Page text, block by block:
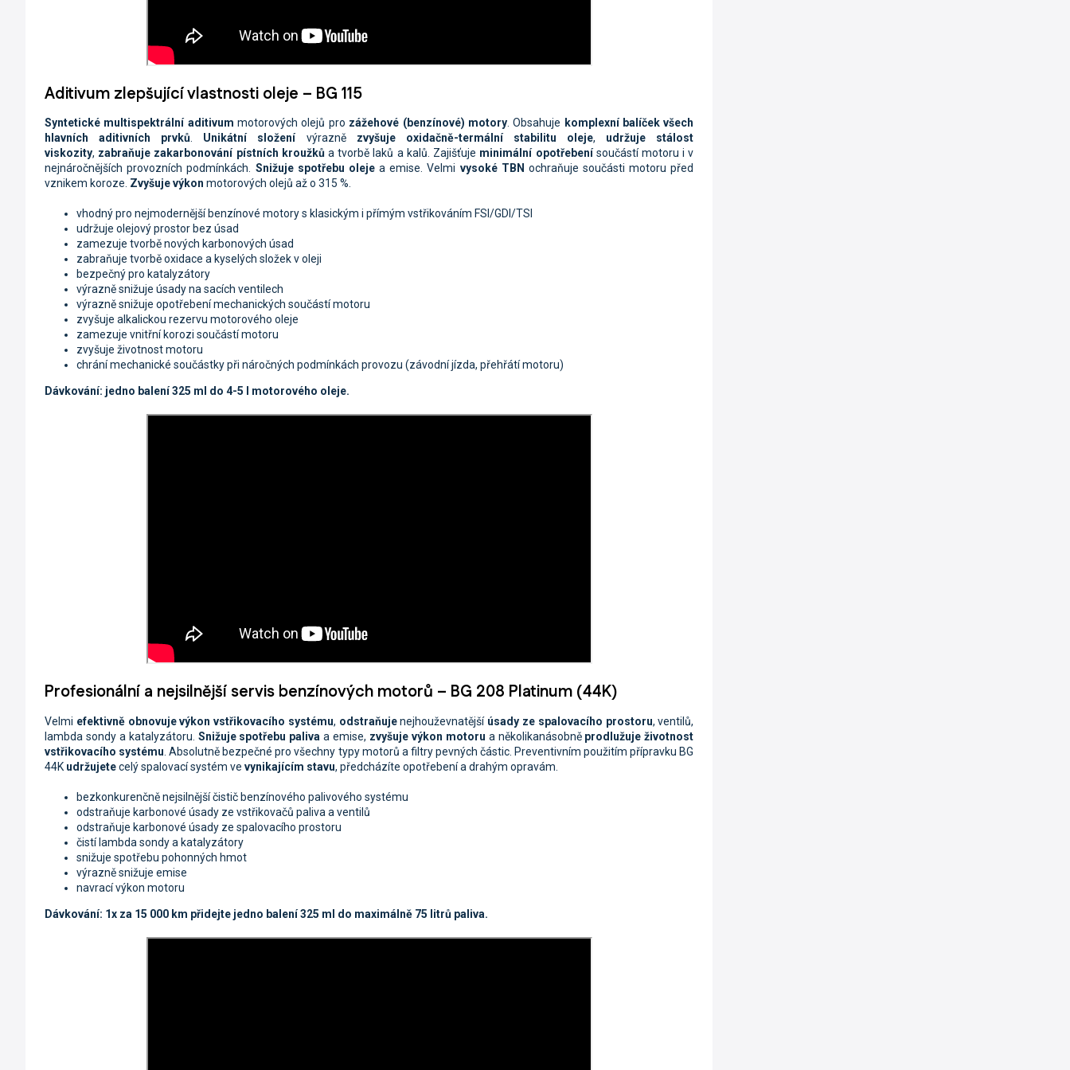
Aditivum zlepšující vlastnosti oleje – BG 115
Syntetické multispektrální aditivum motorových olejů pro zážehové (benzínové) motory. Obsahuje komplexní balíček všech
hlavních aditivních prvků
Unikátní složení výrazně zvyšuje oxidačně-termální stabilitu oleje,
udržuje stálost
viskozity, zabraňuje zakarbonování pístních kroužků a tvorbě laků a kalů. Zajišťuje minimální opotřebení součástí motoru i v
nejnáročnějších provozních podmínkách.
Snižuje spotřebu oleje a emise. Velmi vysoké TBN ochraňuje součásti motoru před
vznikem koroze. Zvyšuje výkon motorových olejů až o 315 %.
vhodný pro nejmodernější benzínové motory s klasickým i přímým vstřikováním FSI/GDI/TSI
udržuje olejový prostor bez úsad
zamezuje tvorbě nových karbonových úsad
zabraňuje tvorbě oxidace a kyselých složek v oleji
bezpečný pro katalyzátory
výrazně snižuje úsady na sacích ventilech
výrazně snižuje opotřebení mechanických součástí motoru
zvyšuje alkalickou rezervu motorového oleje
zamezuje vnitřní korozi součástí motoru
zvyšuje životnost motoru
chrání mechanické součástky při náročných podmínkách provozu (závodní jízda, přehřátí motoru)
Dávkování: jedno balení 325 ml do 4-5 l motorového oleje.
Profesionální a nejsilnější servis benzínových motorů – BG 208 Platinum (44K)
Velmi efektivně obnovuje výkon vstřikovacího systému, odstraňuje nejhouževnatější úsady ze spalovacího prostoru, ventilů,
lambda sondy a katalyzátoru. Snižuje spotřebu paliva a emise, zvyšuje výkon motoru a několikanásobně prodlužuje životnost
vstřikovacího systému . Absolutně bezpečné pro všechny typy motorů a filtry pevných částic. Preventivním použitím přípravku BG
44K udržujetecelý spalovací systém ve vynikajícím stavu, předcházíte opotřebení a drahým opravám.
bezkonkurenčně nejsilnější čistič benzínového palivového systému
odstraňuje karbonové úsady ze vstřikovačů paliva a ventilů
odstraňuje karbonové úsady ze spalovacího prostoru
čistí lambda sondy a katalyzátory
snižuje spotřebu pohonných hmot
výrazně snižuje emise
navrací výkon motoru
Dávkování: 1x za 15 000 km přidejte jedno balení 325 ml do maximálně 75 litrů paliva.